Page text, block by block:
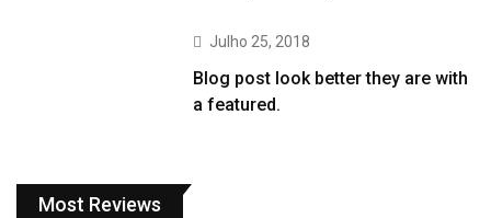
Julho 25, 2018
Blog post look better they are with
a featured.
Most Reviews